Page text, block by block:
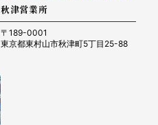
秋津営業所
〒189-0001
東京都東村山市秋津町5丁目25-88